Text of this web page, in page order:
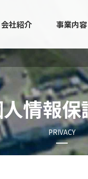
会社紹介 事業内容
情報保
PRIVACY